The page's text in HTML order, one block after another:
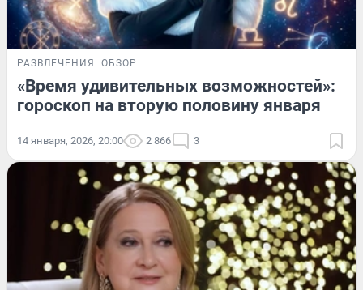
РАЗВЛЕЧЕНИЯ ОБЗОР
«Время удивительных возможностей»:
гороскоп на вторую половину января
14 января, 2026, 20:00 2 866 3